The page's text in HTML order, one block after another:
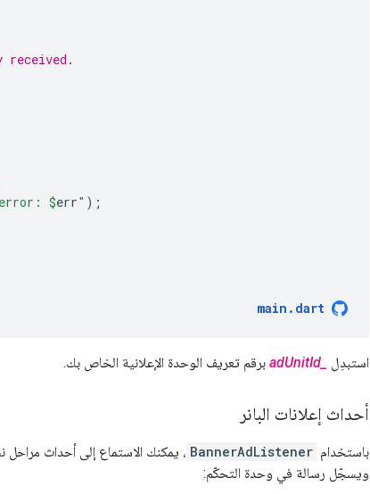
received.
$err" );
main . dart
استبدِل برقم تعريف الوحدة الإعلانية الخاص بك.
أحداث إعلانات البانر
باستخدام BannerAdListener ، يمكنك الاستماع إلى أحداث مراحل
ويسجّل رسالة في وحدة التحكّم: